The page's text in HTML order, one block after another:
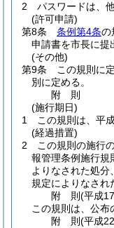
2
パスワードは、
(許可申請)
第8条
条例第4条の
申請書を市長に提
(その他)
第9条
この規則に
別に定める。
附 則
(施行期日)
1
この規則は、平
(経過措置)
2
この規則の施行
報管理条例施行規
よりなされた処分
規定によりなされ
附 則(平成
この規則は、公布
附 則(平成